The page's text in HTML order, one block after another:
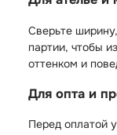
Сверьте
партии, чтобы
оттенком и
Для опта и
Перед оплатой